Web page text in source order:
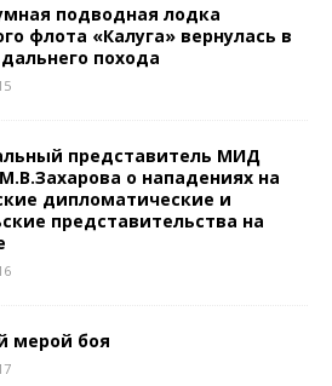
подводная лодка
флота «Калуга» вернулась в
похода
представитель МИД
о нападениях на
дипломатические и
представительства на
мерой боя